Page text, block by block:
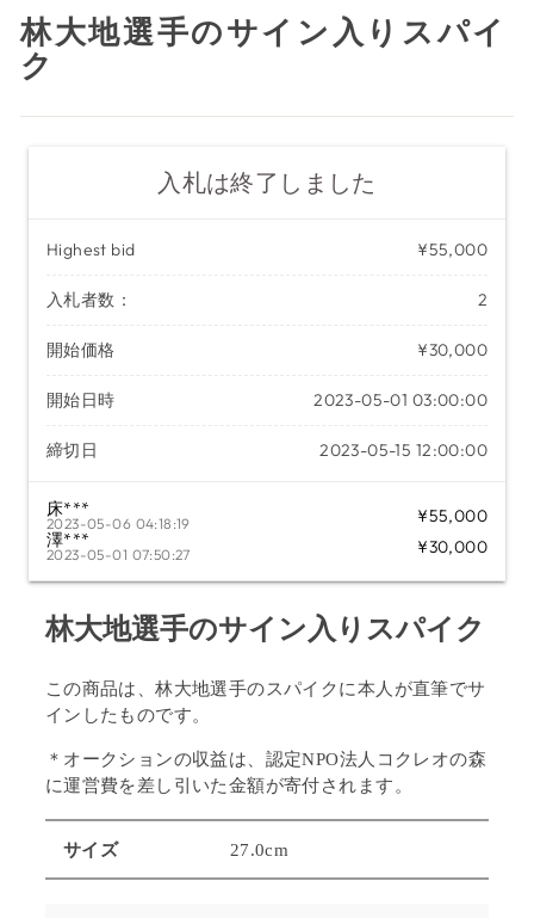
林大地選手のサイン入りスパイ
ク
入札は終了しました
Highest bid ¥55,000
入札者数： 2
開始価格 ¥30,000
開始日時 2023-05-01 03:00:00
締切日 2023-05-15 12:00:00
床***
2023-05-06 04:18:19
¥55,000
澤***
2023-05-01 07:50:27 ¥30,000
林大地選手のサイン入りスパイク
この商品は、林大地選手のスパイクに本人が直筆でサ
インしたものです。
＊オークションの収益は、認定NPO法人コクレオの森
に運営費を差し引いた金額が寄付されます。
サイズ
27.0cm